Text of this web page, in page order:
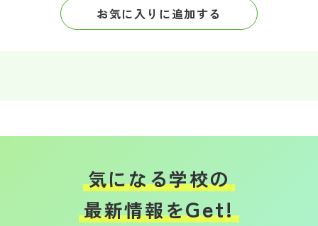
お気に入りに追加する
気になる学校の
最新情報をGet!